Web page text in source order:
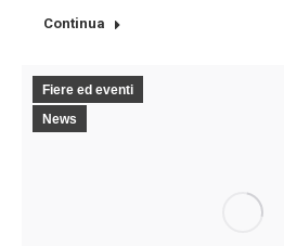
Continua
Fiere ed eventi
News